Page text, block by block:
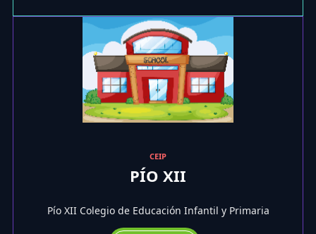
CEIP
PÍO XII
Pío XII Colegio de Educación Infantil y Primaria